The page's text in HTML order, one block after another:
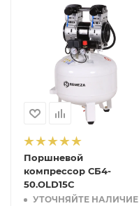
Поршневой
компрессор СБ4-
50.OLD15С
УТОЧНЯЙТЕ НАЛИЧИЕ